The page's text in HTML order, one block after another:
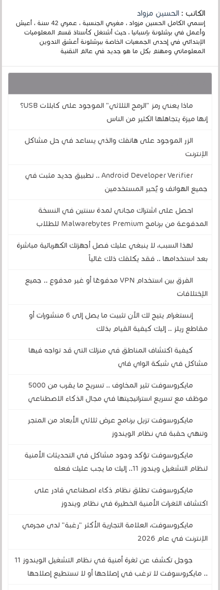
الكاتب :الحسين مزواد
إسمي الكامل الحسين مزواد ، مغربي الجنسية ، عمري 42 سنة ، أعيش
وأعمل في برشلونة بإسبانيا ، حيث أشتغل كأستاذ قسم المعلوميات
الإبتدائي في إحدى الجمعيات الخاصة ببرشلونة أعشق التدوين
المعلوماتي ومهتم بكل ما هو جديد في عالم التقنية
ماذا يعني رمز "الرمح الثلاثي" الموجود على كابلات USB؟
إنها ميزة يتجاهلها الكثير من الناس
الزر الموجود على هاتفك والذي يساعد في حل مشاكل
الإنترنت
Android Developer Verifier .. تطبيق جديد مثبت في
جميع الهواتف و يُحير المستخدمين
احصل على اشتراك مجاني لمدة سنتين في النسخة
المدفوعة من برنامج Malwarebytes Premium للطلاب
لهذا السبب، لا ينبغي عليك فصل أجهزتك الكهربائية مباشرة
بعد استخدامها .. فقد يكلفك ذلك غالياً
الفرق بين استخدام VPN مدفوعًا أو غير مدفوع .. جميع
الإختلافات
إنستغرام يتيح لك الآن تثبيت ما يصل إلى 6 منشورات أو
مقاطع ريلز .. إليك كيفية القيام بذلك
كيفية اكتشاف المناطق في منزلك التي قد تواجه فيها
مشاكل في شبكة الواي فاي
مايكروسوفت تثير المخاوف .. تسريح ما يقرب من 5000
موظف مع تسريع استراتيجيتها في مجال الذكاء الاصطناعي
مايكروسوفت تزيل برنامج عرض ثلاثي الأبعاد من المتجر
وتنهي حقبة في نظام الويندوز
مايكروسوفت تؤكد وجود مشاكل في التحديثات الأمنية
لنظام التشغيل ويندوز 11.. إليك ما يجب عليك فعله
مايكروسوفت تطلق نظام ذكاء اصطناعي قادر على
اكتشاف الثغرات الأمنية الخطيرة في نظام ويندوز
مايكروسوفت، العلامة التجارية الأكثر "رغبة" لدى مجرمي
الإنترنت في عام 2026
جوجل تكشف عن ثغرة أمنية في نظام التشغيل الويندوز 11
.. مايكروسوفت لا ترغب في إصلاحها أو لا تستطيع إصلاحها